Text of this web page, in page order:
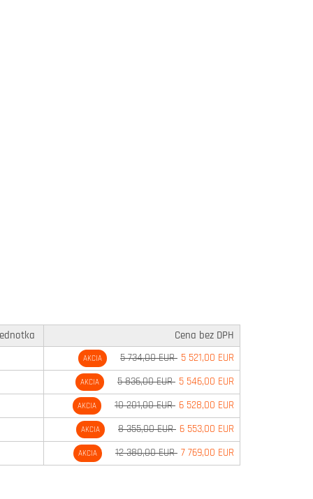
Cena bez DPH
AKCIA 5 734,00 EUR 5 521,00 EUR
AKCIA 5 836,00 EUR 5 546,00 EUR
AKCIA 10 201,00 EUR 6 528,00 EUR
AKCIA 8 355,00 EUR 6 553,00 EUR
AKCIA 12 380,00 EUR 7 769,00 EUR